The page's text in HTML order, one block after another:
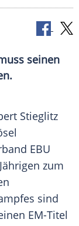
seinen
Stieglitz
EBU
zum
sind
EM-Titel